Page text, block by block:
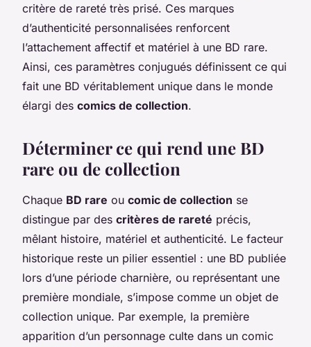
critère de rareté très prisé. Ces marques
d’authenticité personnalisées renforcent
l’attachement affectif et matériel à une BD rare.
Ainsi, ces paramètres conjugués définissent ce qui
fait une BD véritablement unique dans le monde
élargi des comics de collection.
Déterminer ce qui rend une BD
rare ou de collection
Chaque BD rare ou comic de collection se
distingue par des critères de rareté précis,
mêlant histoire, matériel et authenticité. Le facteur
historique reste un pilier essentiel : une BD publiée
lors d’une période charnière, ou représentant une
première mondiale, s’impose comme un objet de
collection unique. Par exemple, la première
apparition d’un personnage culte dans un comic